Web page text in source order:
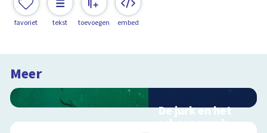
favoriet tekst toevoegen embed
Meer
De jurk en het
scheepswrak